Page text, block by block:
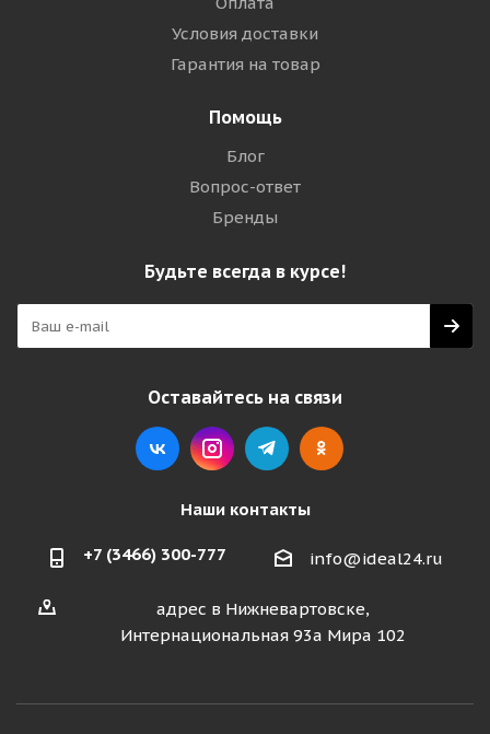
Условия доставки
Гарантия на товар
Помощь
Блог
Вопрос-ответ
Бренды
Будьте всегда в курсе!
Оставайтесь на связи
Наши контакты
+7 (3466) 300-777 info@ideal24.ru
адрес в Нижневартовске,
Интернациональная 93а Мира 102